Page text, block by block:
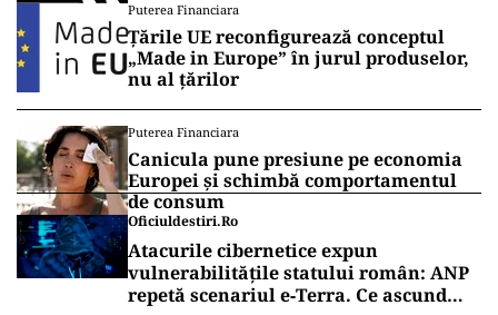
Puterea Financiara
Țările UE reconfigurează conceptul
„Made in Europe” în jurul produselor,
nu al țărilor
Puterea Financiara
Canicula pune presiune pe economia
Europei și schimbă comportamentul
de consum
Oficiuldestiri.ro
Atacurile cibernetice expun
vulnerabilitățile statului român: ANP
repetă scenariul e‑Terra. Ce ascund